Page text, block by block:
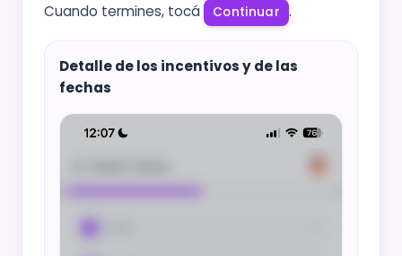
Cuando termines, tocá
Continuar .
Detalle de los incentivos y de las
fechas